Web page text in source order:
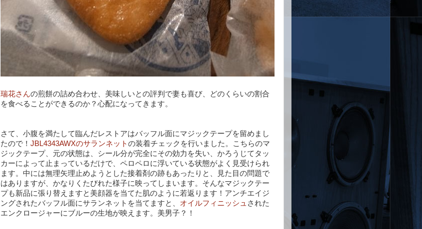
瑞花さんの煎餅の詰め合わせ、美味しいとの評判で妻も喜び、どのくらいの割合
を食べることができるのか？心配になってきます。
さて、小腹を満たして臨んだレストアはバッフル面にマジックテープを留めまし
たので！ JBL4343AWXのサランネットの装着チェックを行いました。こちらのマ
ジックテープ、元の状態は、シール分が完全にその効力を失い、かろうじてタッ
カーによって止まっているだけで、ペロペロに浮いている状態がよく見受けられ
ます。中には無理矢理止めようとした接着剤の跡もあったりと、見た目の問題で
はありますが、かなりくたびれた様子に映ってしまいます。そんなマジックテー
プも新品に張り替えますと美顔器を当てた肌のように若返ります！アンチエイジ
ングされたバッフル面にサランネットを当てますと、 オイルフィニッシュ された
エンクロージャーにブルーの生地が映えます。美男子？！